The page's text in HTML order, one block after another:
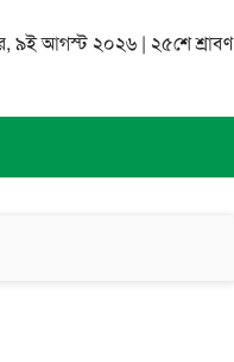
৯ই আগস্ট ২০২৬ | ২৫শে শ্রাবণ